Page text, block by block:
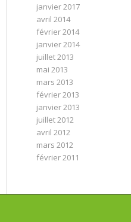
janvier 2017
avril 2014
février 2014
janvier 2014
juillet 2013
mai 2013
mars 2013
février 2013
janvier 2013
juillet 2012
avril 2012
mars 2012
février 2011